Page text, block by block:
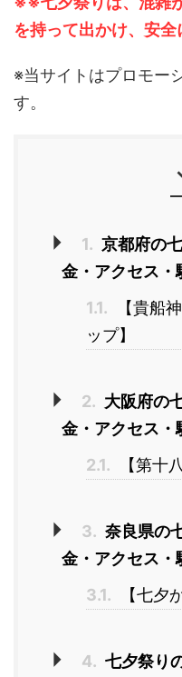
を持って出かけ、安全
※当サイトはプロモー
す。
1. 京都府の
金・アクセス・
1.1.
【貴船
ップ】
2. 大阪府の
金・アクセス・
2.1.
【第十
3. 奈良県の
金・アクセス・
3.1.
【七夕
4. 七夕祭り